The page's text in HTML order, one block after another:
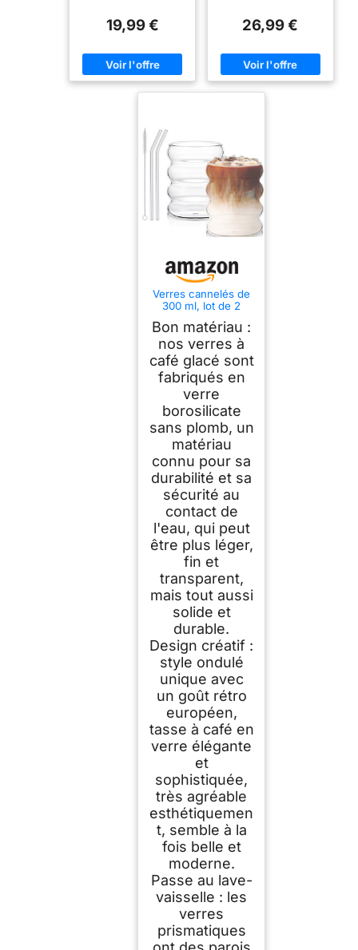
19,99 € 26,99 €
Verres cannelés de
300 ml, lot de 2
verres à café avec
pailles en verre
côtelées, pour
gastronomie, eau,
jus de fruits, bière,
verres universels
Bon matériau :
nos verres à
café glacé sont
fabriqués en
verre
borosilicate
sans plomb, un
matériau
connu pour sa
durabilité et sa
sécurité au
contact de
l'eau, qui peut
être plus léger,
fin et
transparent,
mais tout aussi
solide et
durable.
Design créatif :
style ondulé
unique avec
un goût rétro
européen,
tasse à café en
verre élégante
et
sophistiquée,
très agréable
esthétiquemen
t, semble à la
fois belle et
moderne.
Passe au lave-
vaisselle : les
verres
prismatiques